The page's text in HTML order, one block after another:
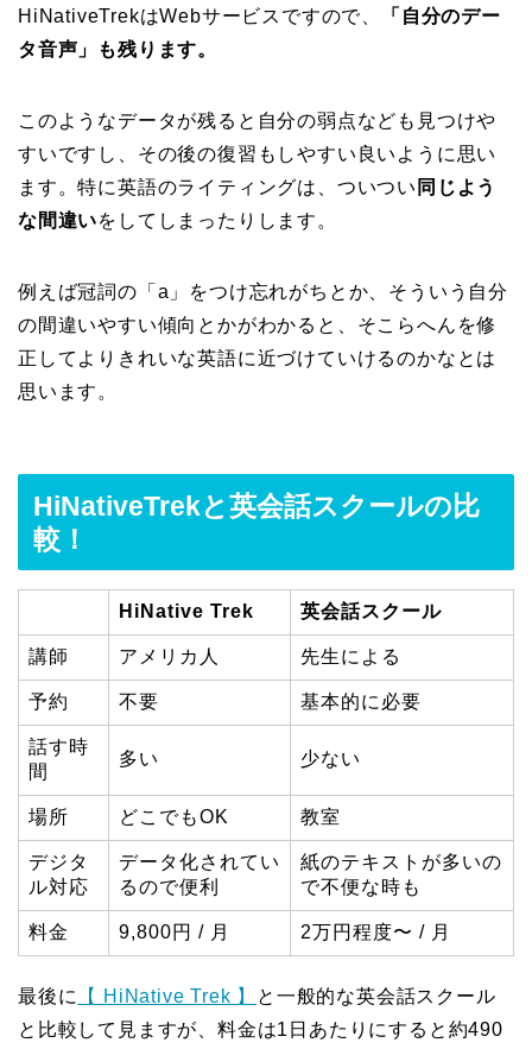
HiNativeTrekはWebサービスですので、
「自分のデー
タ音声」も残ります。
このようなデータが残ると自分の弱点なども見つけや
すいですし、その後の復習もしやすい良いように思い
ます。特に英語のライティングは、ついつい 同じよう
な間違いをしてしまったりします。
例えば冠詞の「a」をつけ忘れがちとか、そういう自分
の間違いやすい傾向とかがわかると、そこらへんを修
正してよりきれいな英語に近づけていけるのかなとは
思います。
HiNativeTrekと英会話スクールの比
較！
HiNative Trek 英会話スクール
講師 アメリカ人 先生による
予約 不要 基本的に必要
話す時
間
多い 少ない
場所 どこでもOK 教室
デジタ
ル対応
データ化されてい
るので便利
紙のテキストが多いの
で不便な時も
料金 9,800円 / 月 2万円程度〜 / 月
最後に 【 HiNative Trek 】
と一般的な英会話スクール
と比較して見ますが、料金は1日あたりにすると約490